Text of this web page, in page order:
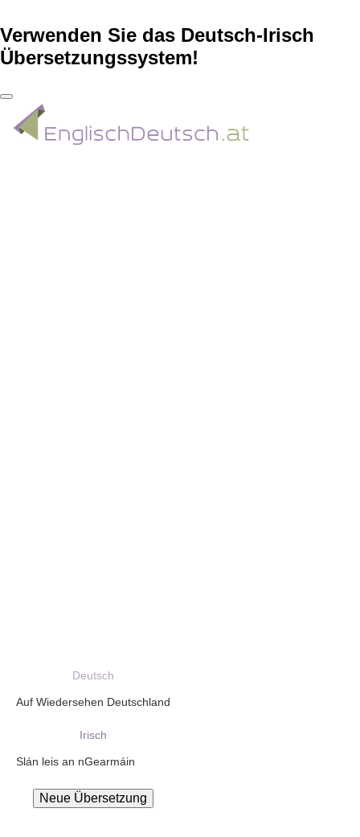
Verwenden Sie das Deutsch-Irisch
Übersetzungssystem!
Deutsch
Auf Wiedersehen Deutschland
Irisch
Slán leis an nGearmáin